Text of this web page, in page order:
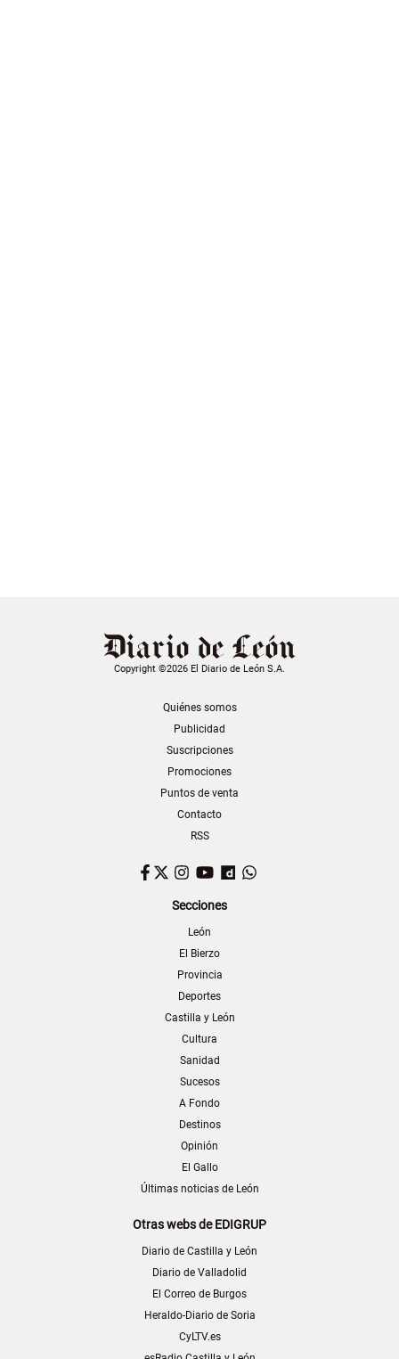
Copyright ©2026 El Diario de León S.A.
Quiénes somos
Publicidad
Suscripciones
Promociones
Puntos de venta
Contacto
RSS
Facebook
TwitterInstagram
YouTubeDailymotion
Secciones
León
El Bierzo
Provincia
Deportes
Castilla y León
Cultura
Sanidad
Sucesos
A Fondo
Destinos
Opinión
El Gallo
Últimas noticias de León
Otras webs de EDIGRUP
Diario de Castilla y León
Diario de Valladolid
El Correo de Burgos
Heraldo-Diario de Soria
CyLTV.es